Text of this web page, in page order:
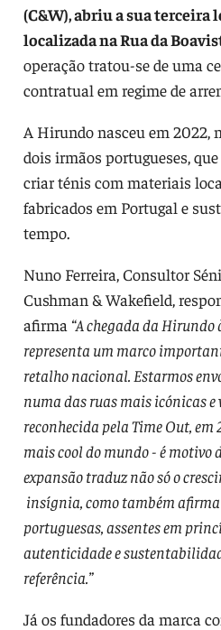
(C&W), abriu a sua terceira
localizada na Rua da
operação tratou-se de uma
contratual em regime de
A Hirundo nasceu em 2022,
dois irmãos portugueses,
criar ténis com materiais
fabricados em Portugal e
tempo.
Nuno Ferreira, Consultor
Cushman & Wakefield,
afirma “A chegada da Hirundo
representa um marco
retalho nacional. Estarmos
numa das ruas mais icónicas e
reconhecida pela Time Out, em
mais cool do mundo - é motivo
expansão traduz não só o
insígnia, como também
portuguesas, assentes em
autenticidade e
referência.”
Já os fundadores da marca